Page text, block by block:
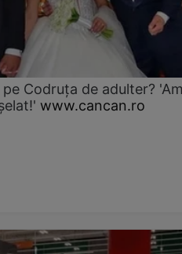
Codruța de adulter?
www.cancan.ro